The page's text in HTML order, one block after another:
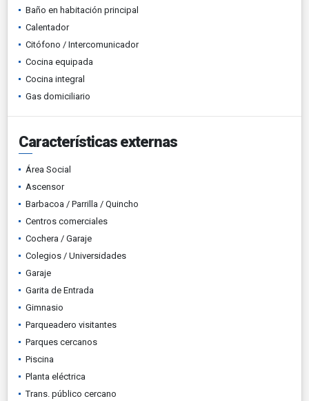
Baño en habitación principal
Calentador
Citófono / Intercomunicador
Cocina equipada
Cocina integral
Gas domiciliario
Características externas
Área Social
Ascensor
Barbacoa / Parrilla / Quincho
Centros comerciales
Cochera / Garaje
Colegios / Universidades
Garaje
Garita de Entrada
Gimnasio
Parqueadero visitantes
Parques cercanos
Piscina
Planta eléctrica
Trans. público cercano